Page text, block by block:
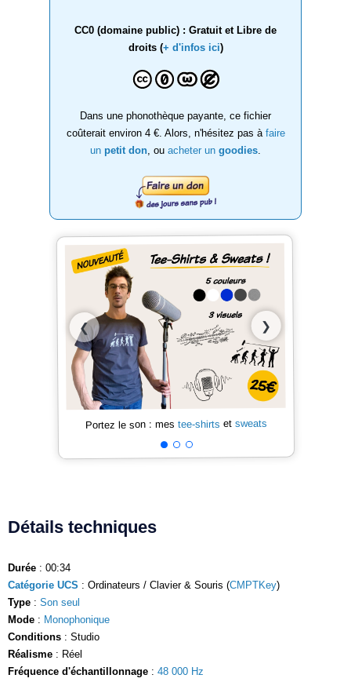
CC0 (domaine public) : Gratuit et Libre de
droits (+ d'infos ici)
Dans une phonothèque payante, ce fichier
coûterait environ 4 €. Alors, n'hésitez pas à faire
un petit don , ou acheter un goodies
❮ ❯
Portez le son : mes tee-shirts et sweats
Détails techniques
Durée : 00:34
Catégorie UCS : Ordinateurs / Clavier & Souris (CMPTKey)
Type : Son seul
Mode : Monophonique
Conditions : Studio
Réalisme : Réel
Fréquence d'échantillonnage : 48 000 Hz